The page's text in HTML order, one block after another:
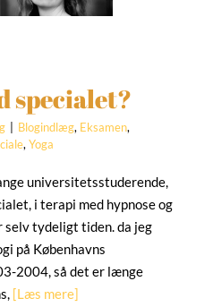
specialet?
Blogindlæg, Eksamen,
, Yoga
universitetsstuderende,
i terapi med hypnose og
selv tydeligt tiden. da jeg
på Københavns
2004, så det er længe
[Læs mere]